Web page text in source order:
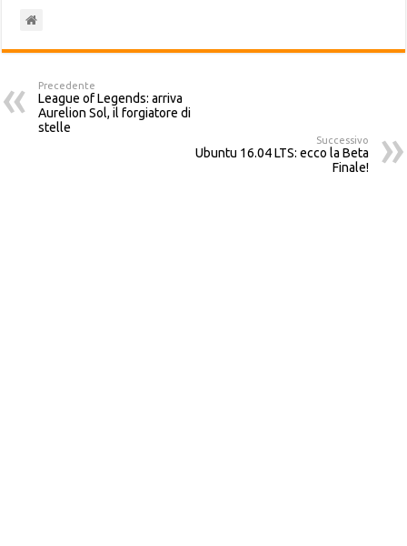
Precedente
League of Legends: arriva
Aurelion Sol, il forgiatore di
stelle
Successivo
Ubuntu 16.04 LTS: ecco la Beta
Finale!